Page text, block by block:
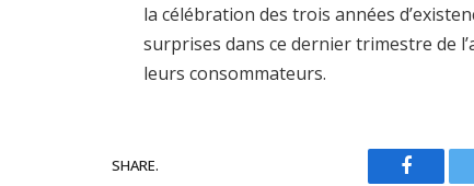
la célébration des trois années
surprises dans ce dernier trimestre de
leurs consommateurs.
SHARE.